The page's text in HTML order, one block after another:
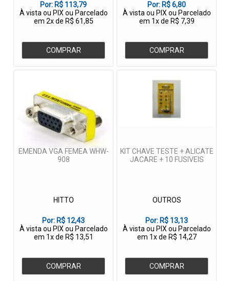
Por: R$ 113,79
À vista ou PIX ou Parcelado
em 2x de R$ 61,85
COMPRAR
Por: R$ 6,80
À vista ou PIX ou Parcelado
em 1x de R$ 7,39
COMPRAR
EMENDA VGA FEMEA WHW-
908
HITTO
Por: R$ 12,43
À vista ou PIX ou Parcelado
em 1x de R$ 13,51
COMPRAR
KIT CHAVE TESTE + ALICATE
JACARE + 10 FUSIVEIS
OUTROS
Por: R$ 13,13
À vista ou PIX ou Parcelado
em 1x de R$ 14,27
COMPRAR